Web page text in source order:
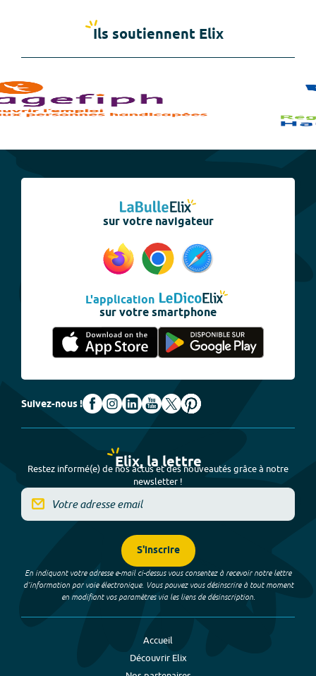
Ils soutiennent Elix
sur votre navigateur
L'application
sur votre smartphone
Suivez-nous !
Elix, la lettre
Restez informé(e) de nos actus et des nouveautés grâce à notre
newsletter !
S'inscrire
En indiquant votre adresse e-mail ci-dessus vous consentez à recevoir notre lettre
d’information par voie électronique. Vous pouvez vous désinscrire à tout moment
en modifiant vos paramètres via les liens de désinscription.
Accueil
Découvrir Elix